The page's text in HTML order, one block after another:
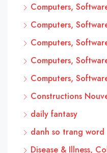
Computers,
Computers,
Computers,
Computers,
Computers,
Constructions
daily fantasy
danh so trang word
Disease & Illness,